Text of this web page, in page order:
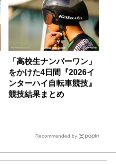
「高校生ナンバーワン」
をかけた4日間『2026イ
ンターハイ自転車競技』
競技結果まとめ
Recommended by